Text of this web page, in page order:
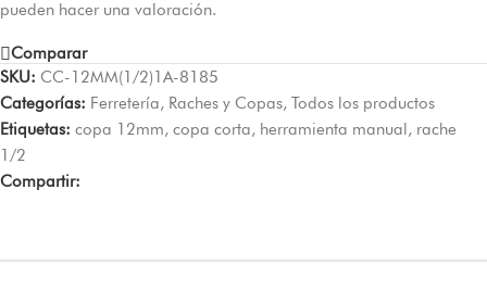
pueden hacer una valoración.
Comparar
SKU: CC-12MM(1/2)1A-8185
Categorías: Ferretería, Raches y Copas, Todos los productos
Etiquetas: copa 12mm, copa corta, herramienta manual, rache
1/2
Compartir: